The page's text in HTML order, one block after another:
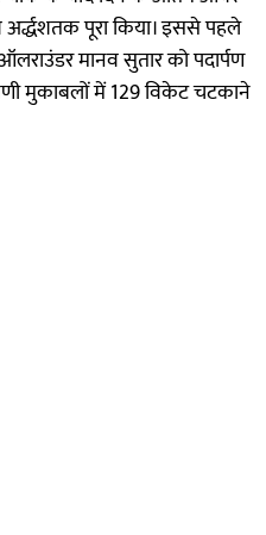
पूरा किया। इससे पहले
मानव सुतार को पदार्पण
मुकाबलों में 129 विकेट चटकाने